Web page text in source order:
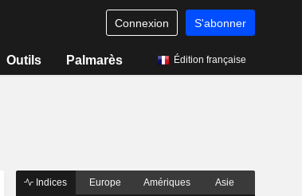
Connexion S'abonner
Outils Palmarès Édition française
Indices Europe Amériques Asie